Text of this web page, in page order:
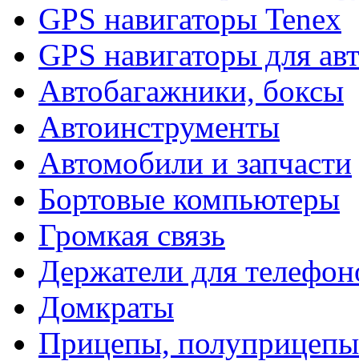
GPS навигаторы Tenex
GPS навигаторы для
Автобагажники, боксы
Автоинструменты
Автомобили и запчасти
Бортовые компьютеры
Громкая связь
Держатели для
Домкраты
Прицепы, полуприцепы